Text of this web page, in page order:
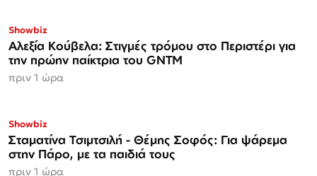
Showbiz
Αλεξία Κούβελα: Στιγμές τρόμου στο Περιστέρι για
την πρώην παίκτρια του GNTM
πριν 1 ώρα
Showbiz
Σταματίνα Τσιμτσιλή - Θέμης Σοφός: Για ψάρεμα
στην Πάρο, με τα παιδιά τους
πριν 1 ώρα